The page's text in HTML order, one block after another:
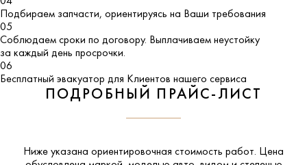
Подбираем запчасти, ориентируясь на Ваши требования
05
Соблюдаем сроки по договору. Выплачиваем неустойку
за каждый день просрочки.
06
Бесплатный эвакуатор для Клиентов нашего сервиса
ПОДРОБНЫЙ ПРАЙС-ЛИСТ
Ниже указана ориентировочная стоимость работ. Цена